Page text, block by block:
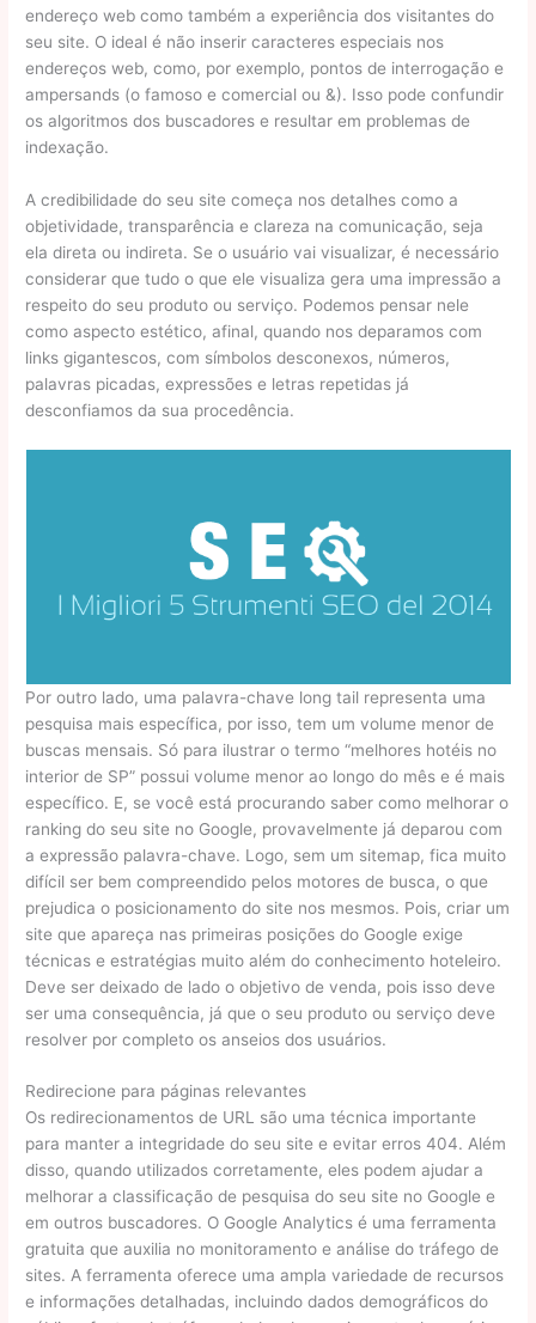
endereço web como também a experiência dos visitantes do
seu site. O ideal é não inserir caracteres especiais nos
endereços web, como, por exemplo, pontos de interrogação e
ampersands (o famoso e comercial ou &). Isso pode confundir
os algoritmos dos buscadores e resultar em problemas de
indexação.
A credibilidade do seu site começa nos detalhes como a
objetividade, transparência e clareza na comunicação, seja
ela direta ou indireta. Se o usuário vai visualizar, é necessário
considerar que tudo o que ele visualiza gera uma impressão a
respeito do seu produto ou serviço. Podemos pensar nele
como aspecto estético, afinal, quando nos deparamos com
links gigantescos, com símbolos desconexos, números,
palavras picadas, expressões e letras repetidas já
desconfiamos da sua procedência.
Por outro lado, uma palavra-chave long tail representa uma
pesquisa mais específica, por isso, tem um volume menor de
buscas mensais. Só para ilustrar o termo “melhores hotéis no
interior de SP” possui volume menor ao longo do mês e é mais
específico. E, se você está procurando saber como melhorar o
ranking do seu site no Google, provavelmente já deparou com
a expressão palavra-chave. Logo, sem um sitemap, fica muito
difícil ser bem compreendido pelos motores de busca, o que
prejudica o posicionamento do site nos mesmos. Pois, criar um
site que apareça nas primeiras posições do Google exige
técnicas e estratégias muito além do conhecimento hoteleiro.
Deve ser deixado de lado o objetivo de venda, pois isso deve
ser uma consequência, já que o seu produto ou serviço deve
resolver por completo os anseios dos usuários.
Redirecione para páginas relevantes
Os redirecionamentos de URL são uma técnica importante
para manter a integridade do seu site e evitar erros 404. Além
disso, quando utilizados corretamente, eles podem ajudar a
melhorar a classificação de pesquisa do seu site no Google e
em outros buscadores. O Google Analytics é uma ferramenta
gratuita que auxilia no monitoramento e análise do tráfego de
sites. A ferramenta oferece uma ampla variedade de recursos
e informações detalhadas, incluindo dados demográficos do